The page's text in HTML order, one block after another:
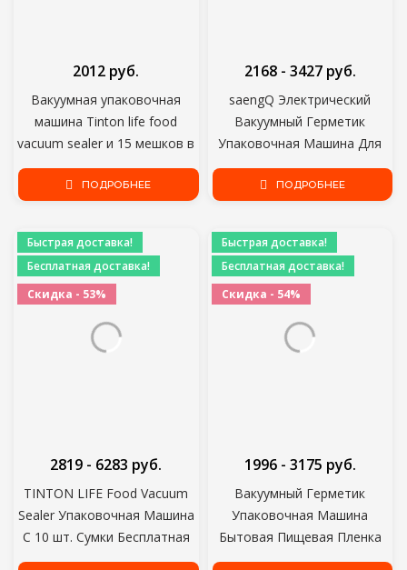
Вакуумная упаковочная
машина Tinton life food
vacuum sealer и 15 мешков в
подарок, вакуумная
упаковочная машина
2012 руб.
ПОДРОБНЕЕ
saengQ Электрический
Вакуумный Герметик
Упаковочная Машина Для
Домашней Кухни В Том
Числе 15 шт.
2168 - 3427 руб.
ПОДРОБНЕЕ
Быстрая доставка!
Бесплатная доставка!
Скидка - 53%
TINTON LIFE Food Vacuum
Sealer Упаковочная Машина
С 10 шт. Сумки Бесплатная
Вакуумная Машина Для
2819 - 6283 руб.
Быстрая доставка!
Бесплатная доставка!
Скидка - 54%
Вакуумный Герметик
Упаковочная Машина
Бытовая Пищевая Пленка
Герметик Вакуумный
1996 - 3175 руб.